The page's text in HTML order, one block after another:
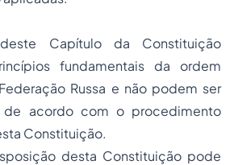
Capítulo da Constituição
fundamentais da ordem
Russa e não podem ser
de acordo com o procedimento
Constituição.
desta Constituição pode